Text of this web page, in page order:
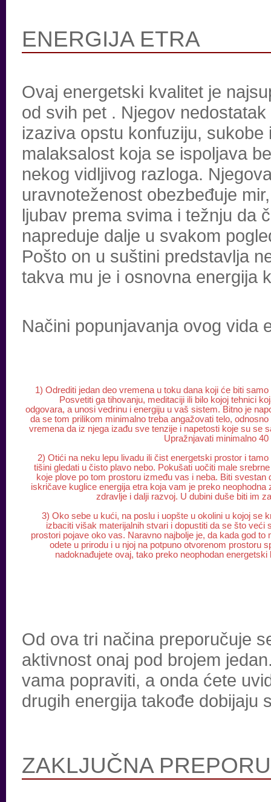
ENERGIJA ETRA
Ovaj energetski kvalitet je
od svih pet . Njegov nedostatak
izaziva opstu konfuziju, sukobe
malaksalost koja se ispoljava
nekog vidljivog razloga.
uravnoteženost obezbeđuje mir,
ljubav prema svima i težnju da
napreduje dalje u svakom
Pošto on u suštini predstavlja
takva mu je i osnovna energija
Načini popunjavanja ovog vida
1) Odrediti jedan deo vremena u toku dana koji će biti
Posvetiti ga tihovanju, meditaciji ili bilo kojoj tehnici
odgovara, a unosi vedrinu i energiju u vaš sistem. Bitno je
da se tom prilikom minimalno treba angažovati telo, odnosno
vremena da iz njega izađu sve tenzije i napetosti koje su se
Upražnjavati minimalno 40
2) Otići na neku lepu livadu ili čist energetski prostor i tamo
tišini gledati u čisto plavo nebo. Pokušati uočiti male
koje plove po tom prostoru između vas i neba. Biti svestan
iskričave kuglice energija etra koja vam je preko neophodna
zdravlje i dalji razvoj. U dubini duše biti im
3) Oko sebe u kući, na poslu i uopšte u okolini u kojoj se
izbaciti višak materijalnih stvari i dopustiti da se što veći
prostori pojave oko vas. Naravno najbolje je, da kada god to
odete u prirodu i u njoj na potpuno otvorenom prostoru
nadoknađujete ovaj, tako preko neophodan energetski
Od ova tri načina preporučuje
aktivnost onaj pod brojem
vama popraviti, a onda ćete
drugih energija takođe dobijaju
ZAKLJUČNA